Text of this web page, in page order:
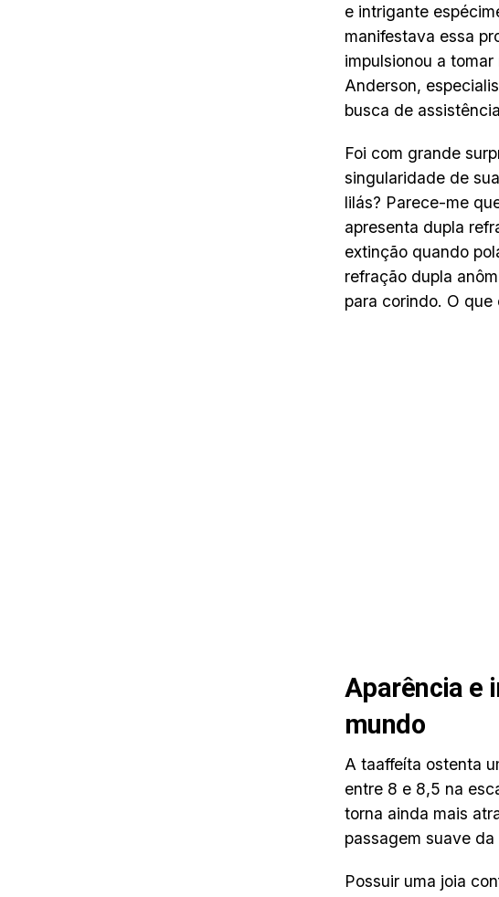
e intrigante
manifestava essa
impulsionou a
Anderson,
busca de
Foi com grande
singularidade de
lilás? Parece-me
apresenta dupla
extinção quando
refração dupla
para corindo. O que
Aparência e
mundo
A taaffeíta ostenta
entre 8 e 8,5 na
torna ainda mais
passagem suave
Possuir uma joia